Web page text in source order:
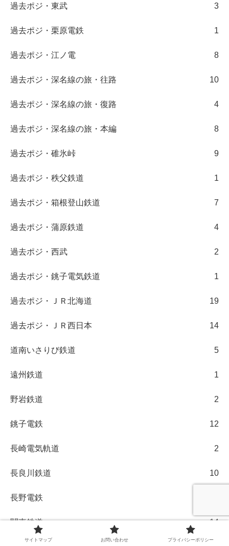
過去ポジ・東武 3
過去ポジ・栗原電鉄 1
過去ポジ・江ノ電 8
過去ポジ・深名線の旅・往路 10
過去ポジ・深名線の旅・復路 4
過去ポジ・深名線の旅・本編 8
過去ポジ・碓氷峠 9
過去ポジ・秩父鉄道 1
過去ポジ・箱根登山鉄道 7
過去ポジ・蒲原鉄道 4
過去ポジ・西武 2
過去ポジ・銚子電気鉄道 1
過去ポジ・ＪＲ北海道 19
過去ポジ・ＪＲ西日本 14
道南いさりび鉄道 5
遠州鉄道 1
野岩鉄道 2
銚子電鉄 12
長崎電気軌道 2
長良川鉄道 10
長野電鉄
関東鉄道 14
サイトマップ お問い合わせ プライバシーポリシー